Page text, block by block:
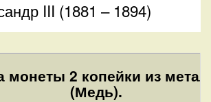
III (1881 – 1894)
монеты 2 копейки из
(Медь).